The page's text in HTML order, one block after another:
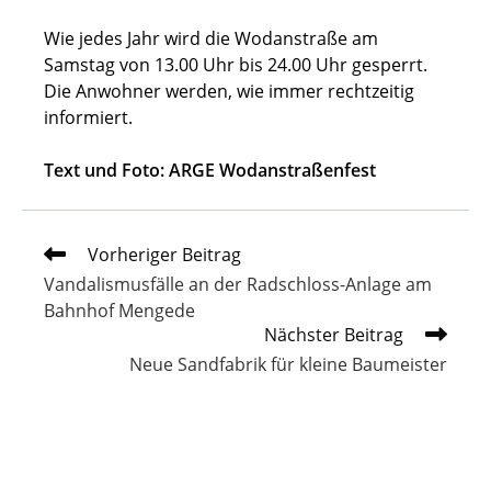
Wie jedes Jahr wird die Wodanstraße am
Samstag von 13.00 Uhr bis 24.00 Uhr gesperrt.
Die Anwohner werden, wie immer rechtzeitig
informiert.
Text und Foto: ARGE Wodanstraßenfest
Weitere
Artikel
ansehen
Vorheriger Beitrag
Vandalismusfälle an der Radschloss-Anlage am
Bahnhof Mengede
Nächster Beitrag
Neue Sandfabrik für kleine Baumeister